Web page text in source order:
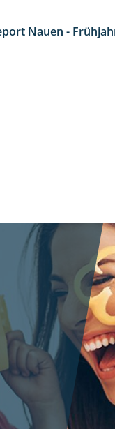
Nauen -